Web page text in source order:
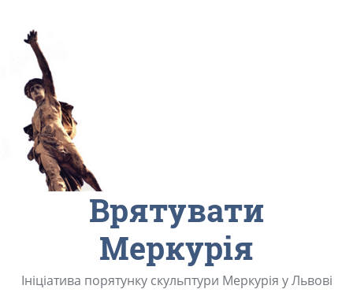
Врятувати
Меркурія
Ініціатива порятунку скульптури Меркурія у Львові